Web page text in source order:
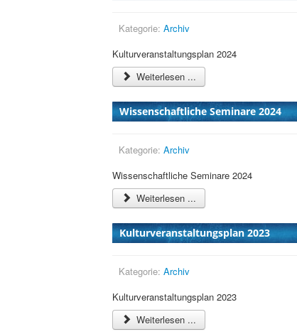
Kategorie: Archiv
Kulturveranstaltungsplan 2024
Weiterlesen ...
Wissenschaftliche Seminare 2024
Kategorie: Archiv
Wissenschaftliche Seminare 2024
Weiterlesen ...
Kulturveranstaltungsplan 2023
Kategorie: Archiv
Kulturveranstaltungsplan 2023
Weiterlesen ...